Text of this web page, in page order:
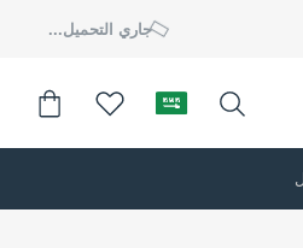
جاري التحميل...